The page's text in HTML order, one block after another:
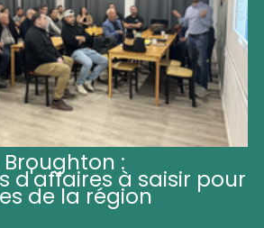
:
d'affaires à saisir pour
de la région